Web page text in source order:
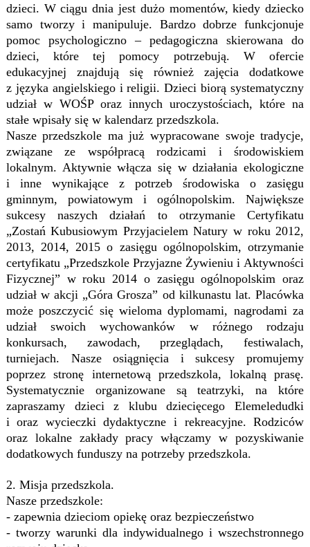
dzieci. W ciągu dnia jest dużo momentów, kiedy dziecko
samo tworzy i manipuluje. Bardzo dobrze funkcjonuje
pomoc psychologiczno – pedagogiczna skierowana do
dzieci, które tej pomocy potrzebują. W ofercie
edukacyjnej znajdują się również zajęcia dodatkowe
z języka angielskiego i religii. Dzieci biorą systematyczny
udział w WOŚP oraz innych uroczystościach, które na
stałe wpisały się w kalendarz przedszkola.
Nasze przedszkole ma już wypracowane swoje tradycje,
związane ze współpracą rodzicami i środowiskiem
lokalnym. Aktywnie włącza się w działania ekologiczne
i inne wynikające z potrzeb środowiska o zasięgu
gminnym, powiatowym i ogólnopolskim. Największe
sukcesy naszych działań to otrzymanie Certyfikatu
„Zostań Kubusiowym Przyjacielem Natury w roku 2012,
2013, 2014, 2015 o zasięgu ogólnopolskim, otrzymanie
certyfikatu „Przedszkole Przyjazne Żywieniu i Aktywności
Fizycznej” w roku 2014 o zasięgu ogólnopolskim oraz
udział w akcji „Góra Grosza” od kilkunastu lat. Placówka
może poszczycić się wieloma dyplomami, nagrodami za
udział swoich wychowanków w różnego rodzaju
konkursach, zawodach, przeglądach, festiwalach,
turniejach. Nasze osiągnięcia i sukcesy promujemy
poprzez stronę internetową przedszkola, lokalną prasę.
Systematycznie organizowane są teatrzyki, na które
zapraszamy dzieci z klubu dziecięcego Elemeledudki
i oraz wycieczki dydaktyczne i rekreacyjne. Rodziców
oraz lokalne zakłady pracy włączamy w pozyskiwanie
dodatkowych funduszy na potrzeby przedszkola.
2. Misja przedszkola.
Nasze przedszkole:
- zapewnia dzieciom opiekę oraz bezpieczeństwo
- tworzy warunki dla indywidualnego i wszechstronnego